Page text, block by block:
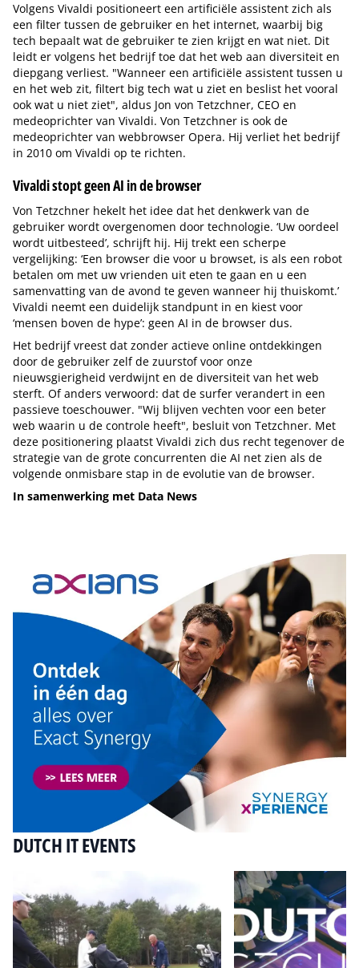
Volgens Vivaldi positioneert een artificiële assistent zich als
een filter tussen de gebruiker en het internet, waarbij big
tech bepaalt wat de gebruiker te zien krijgt en wat niet. Dit
leidt er volgens het bedrijf toe dat het web aan diversiteit en
diepgang verliest. "Wanneer een artificiële assistent tussen u
en het web zit, filtert big tech wat u ziet en beslist het vooral
ook wat u niet ziet", aldus Jon von Tetzchner, CEO en
medeoprichter van Vivaldi. Von Tetzchner is ook de
medeoprichter van webbrowser Opera. Hij verliet het bedrijf
in 2010 om Vivaldi op te richten.
Vivaldi stopt geen AI in de browser
Von Tetzchner hekelt het idee dat het denkwerk van de
gebruiker wordt overgenomen door technologie. ‘Uw oordeel
wordt uitbesteed’, schrijft hij. Hij trekt een scherpe
vergelijking: ‘Een browser die voor u browset, is als een robot
betalen om met uw vrienden uit eten te gaan en u een
samenvatting van de avond te geven wanneer hij thuiskomt.’
Vivaldi neemt een duidelijk standpunt in en kiest voor
‘mensen boven de hype’: geen AI in de browser dus.
Het bedrijf vreest dat zonder actieve online ontdekkingen
door de gebruiker zelf de zuurstof voor onze
nieuwsgierigheid verdwijnt en de diversiteit van het web
sterft. Of anders verwoord: dat de surfer verandert in een
passieve toeschouwer. "Wij blijven vechten voor een beter
web waarin u de controle heeft", besluit von Tetzchner. Met
deze positionering plaatst Vivaldi zich dus recht tegenover de
strategie van de grote concurrenten die AI net zien als de
volgende onmisbare stap in de evolutie van de browser.
In samenwerking met Data News
DUTCH IT EVENTS